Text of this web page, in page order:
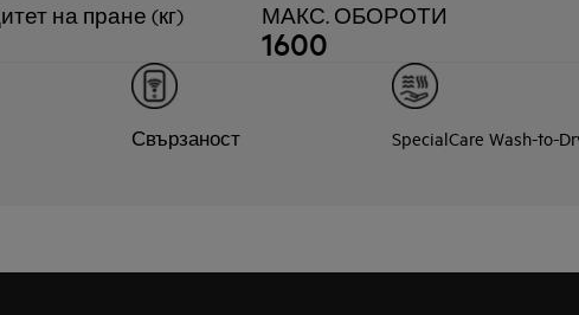
на пране (кг) МАКС. ОБОРОТИ
1600
Свързаност SpecialCare Wash-to-